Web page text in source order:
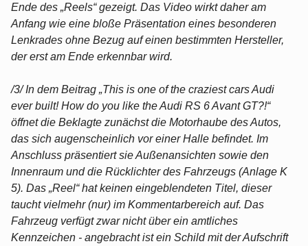
Ende des „Reels“ gezeigt. Das Video wirkt daher am
Anfang wie eine bloße Präsentation eines besonderen
Lenkrades ohne Bezug auf einen bestimmten Hersteller,
der erst am Ende erkennbar wird.
/3/ In dem Beitrag „This is one of the craziest cars Audi
ever built! How do you like the Audi RS 6 Avant GT?!“
öffnet die Beklagte zunächst die Motorhaube des Autos,
das sich augenscheinlich vor einer Halle befindet. Im
Anschluss präsentiert sie Außenansichten sowie den
Innenraum und die Rücklichter des Fahrzeugs (Anlage K
5). Das „Reel“ hat keinen eingeblendeten Titel, dieser
taucht vielmehr (nur) im Kommentarbereich auf. Das
Fahrzeug verfügt zwar nicht über ein amtliches
Kennzeichen - angebracht ist ein Schild mit der Aufschrift